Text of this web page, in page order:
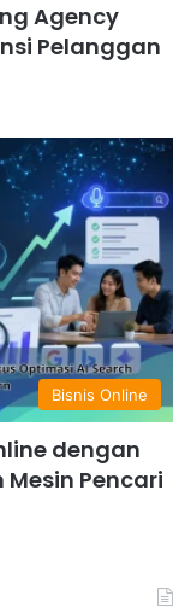
Agency
Pelanggan
Bisnis Online
dengan
Pencari